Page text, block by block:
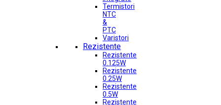
Termistori
NTC
&
PTC
Varistori
Rezistente
Rezistente
0.125W
Rezistente
0.25W
Rezistente
0.5W
Rezistente